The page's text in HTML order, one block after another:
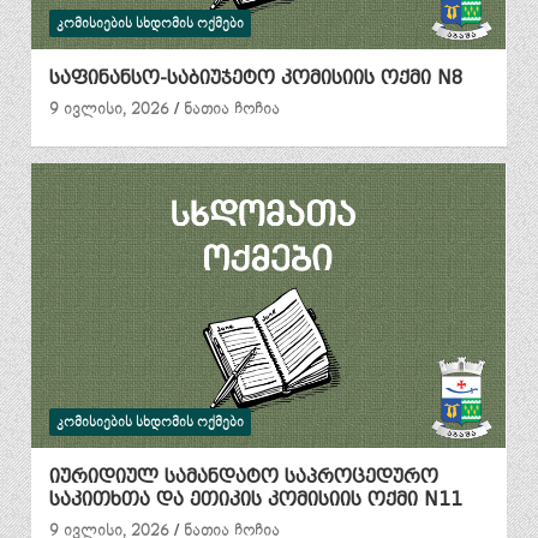
ᲙᲝᲛᲘᲡᲘᲔᲑᲘᲡ ᲡᲮᲓᲝᲛᲘᲡ ᲝᲥᲛᲔᲑᲘ
საფინანსო-საბიუჯეტო კომისიის ოქმი N8
9 ივლისი, 2026
ნათია ჩოჩია
ᲙᲝᲛᲘᲡᲘᲔᲑᲘᲡ ᲡᲮᲓᲝᲛᲘᲡ ᲝᲥᲛᲔᲑᲘ
იურიდიულ სამანდატო საპროცედურო
საკითხთა და ეთიკის კომისიის ოქმი N11
9 ივლისი, 2026
ნათია ჩოჩია